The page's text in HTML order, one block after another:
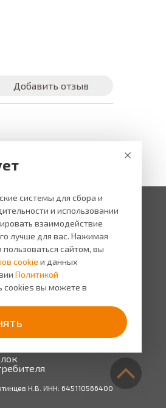
Добавить отзыв
публичной офертой,
в салоны оптики ВИЖУ.
Н.В. ИНН: 645110566400
системы для сбора и
и использовании
взаимодействие
лучше для вас. Нажимая
сайтом, вы
cookie и данных
Политикой
cookies вы можете в